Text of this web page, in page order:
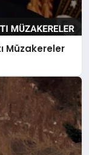
Müzakereler